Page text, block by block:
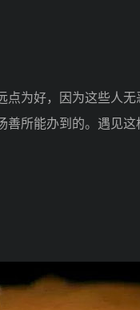
为好，因为这些人无
所能办到的。遇见